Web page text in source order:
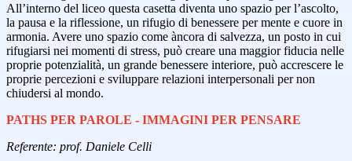
All’interno del liceo questa casetta diventa uno spazio per l’ascolto,
la pausa e la riflessione, un rifugio di benessere per mente e cuore in
armonia. Avere uno spazio come àncora di salvezza, un posto in cui
rifugiarsi nei momenti di stress, può creare una maggior fiducia nelle
proprie potenzialità, un grande benessere interiore, può accrescere le
proprie percezioni e sviluppare relazioni interpersonali per non
chiudersi al mondo.
PATHS PER PAROLE - IMMAGINI PER PENSARE
Referente: prof. Daniele Celli